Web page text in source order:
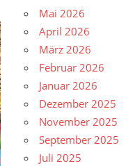
Mai 2026
April 2026
März 2026
Februar 2026
Januar 2026
Dezember 2025
November 2025
September 2025
Juli 2025